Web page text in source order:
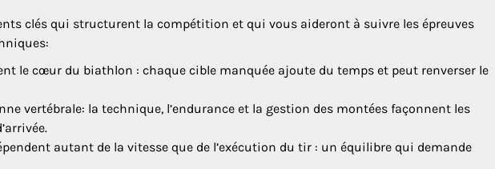
clés qui structurent la compétition et qui vous aideront à suivre les épreuves
le cœur du biathlon : chaque cible manquée ajoute du temps et peut renverser le
vertébrale: la technique, l’endurance et la gestion des montées façonnent les
autant de la vitesse que de l’exécution du tir : un équilibre qui demande